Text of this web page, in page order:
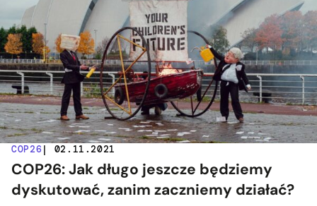
COP26 | 02.11.2021
COP26: Jak długo jeszcze będziemy
dyskutować, zanim zaczniemy działać?